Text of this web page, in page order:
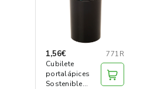
1,56€
771R
Cubilete
portalápices
Sostenible